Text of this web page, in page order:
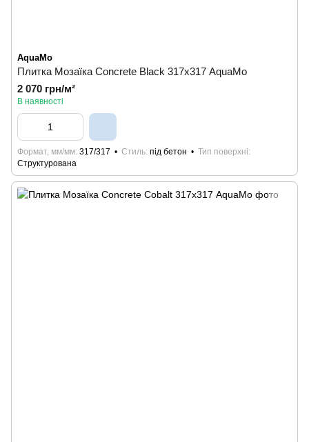
AquaMo
Плитка Мозаїка Concrete Blaсk 317х317 AquaMo
2 070 грн/м²
В наявності
Формат, мм/мм 317/317 Стиль під бетон
Тип поверхні
Структурована